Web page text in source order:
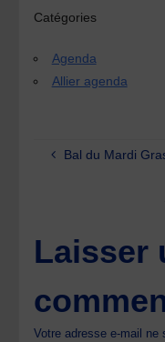
Catégories
Agenda
Allier agenda
Bal du Mardi
Laisser
Votre adresse e-mail ne